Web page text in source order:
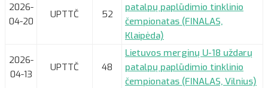
2026-
04-20
UPTTČ 52
patalpų paplūdimio tinklinio
čempionatas (FINALAS,
Klaipėda)
2026-
04-13
UPTTČ 48
Lietuvos merginų U-18 uždarų
patalpų paplūdimio tinklinio
čempionatas (FINALAS, Vilnius)